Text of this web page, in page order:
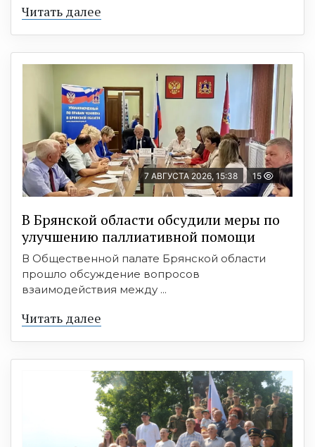
Читать далее
7 АВГУСТА 2026, 15:38 15
В Брянской области обсудили меры по
улучшению паллиативной помощи
В Общественной палате Брянской области
прошло обсуждение вопросов
взаимодействия между ...
Читать далее